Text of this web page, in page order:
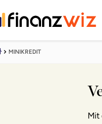
MINIKREDIT
Mit